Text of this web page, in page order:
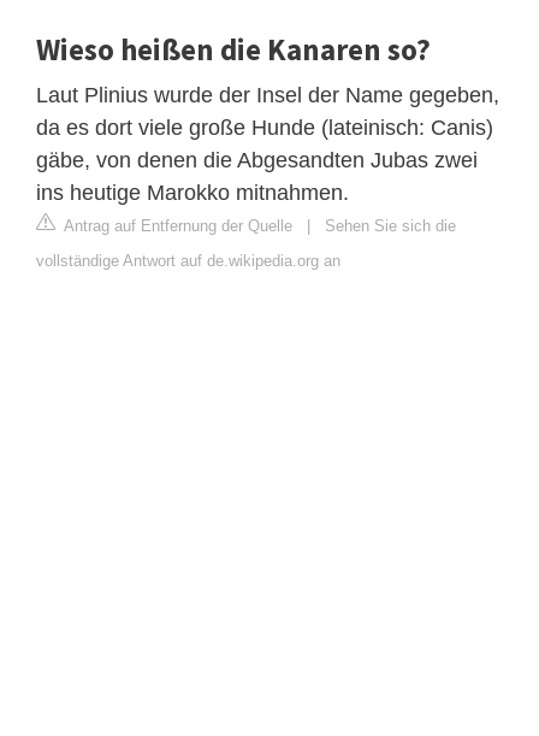
Wieso heißen die Kanaren so?
Laut Plinius wurde der Insel der Name gegeben,
da es dort viele große Hunde (lateinisch: Canis)
gäbe, von denen die Abgesandten Jubas zwei
ins heutige Marokko mitnahmen.
Antrag auf Entfernung der Quelle
Sehen Sie sich die
vollständige Antwort auf de.wikipedia.org an